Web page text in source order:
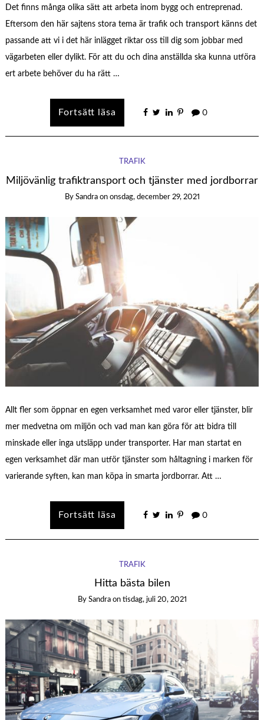
Det finns många olika sätt att arbeta inom bygg och entreprenad.
Eftersom den här sajtens stora tema är trafik och transport känns det
passande att vi i det här inlägget riktar oss till dig som jobbar med
vägarbeten eller dylikt. För att du och dina anställda ska kunna utföra
ert arbete behöver du ha rätt …
0
TRAFIK
Miljövänlig trafiktransport och tjänster med jordborrar
By Sandra on onsdag, december 29, 2021
Allt fler som öppnar en egen verksamhet med varor eller tjänster, blir
mer medvetna om miljön och vad man kan göra för att bidra till
minskade eller inga utsläpp under transporter. Har man startat en
egen verksamhet där man utför tjänster som håltagning i marken för
varierande syften, kan man köpa in smarta jordborrar. Att …
0
TRAFIK
Hitta bästa bilen
By Sandra on tisdag, juli 20, 2021